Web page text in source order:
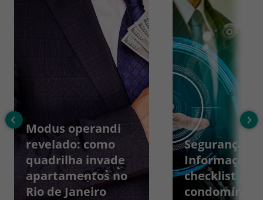
Modus operandi
revelado: como
quadrilha invade
apartamentos no
Rio de Janeiro
Segurança da
Informação:
checklist
condomínios
‹ ›